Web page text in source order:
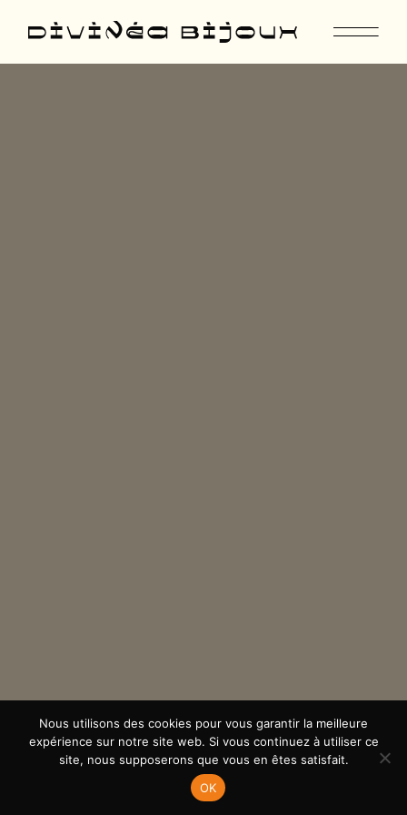
Nous utilisons des cookies pour vous garantir la meilleure
expérience sur notre site web. Si vous continuez à utiliser ce
site, nous supposerons que vous en êtes satisfait.
OK